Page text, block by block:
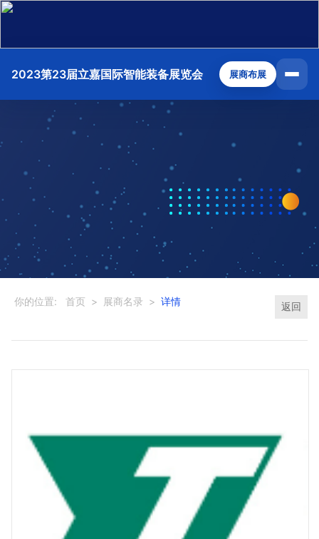
2023第23届立嘉国际智能装备展览会 展商布展
你的位置: 首页 > 展商名录 > 详情 返回